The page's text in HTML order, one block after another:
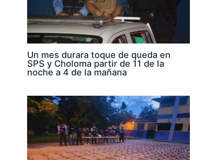
Un mes durara toque de queda en
SPS y Choloma partir de 11 de la
noche a 4 de la mañana